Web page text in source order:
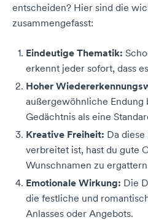
entscheiden? Hier sind die
zusammengefasst:
Eindeutige Thematik:
erkennt jeder sofort, dass
Hoher
außergewöhnliche Endung
Gedächtnis als eine
Kreative Freiheit: Da
verbreitet ist, hast du gute
Wunschnamen zu
Emotionale Wirkung: Die
die festliche und
Anlasses oder Angebots.